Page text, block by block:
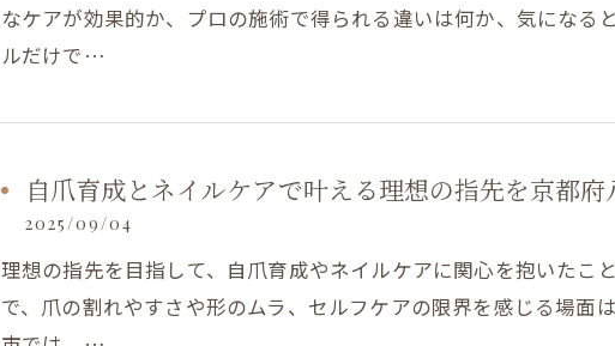
なケアが効果的か、プロの施術で得られる違いは何か、気になる
ルだけで…
自爪育成とネイルケアで叶える理想の指先を京都
2025/09/04
理想の指先を目指して、自爪育成やネイルケアに関心を抱いたこ
で、爪の割れやすさや形のムラ、セルフケアの限界を感じる場面
ご予約はこちら
ご予約はこちら